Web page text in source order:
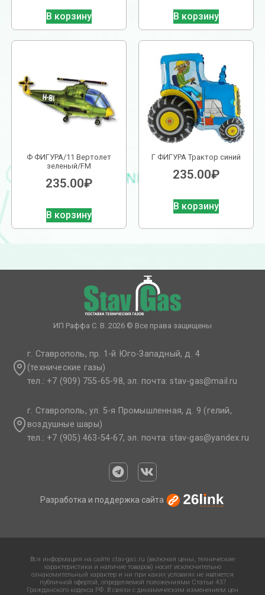
В корзину В корзину
Ф ФИГУРА/11 Вертолет
зеленый/FM
235.00₽
В корзину
Г ФИГУРА Трактор синий
235.00₽
В корзину
ИП Раффа С. В. 2026 © Все права защищены
г. Ставрополь, пр. 1-й Юго-Западный, д. 4
(технические газы)
тел.: +7 (909) 755-65-98, эл. почта: stav-gas@mail.ru​
г. Ставрополь, ул. 5-я Промышленная, д. 9 (гелий,
воздушные шары)
тел.: +7 (905) 463-54-67, эл. почта: stav-gas@yandex.ru​
Разработка и поддержка сайта
Вся информация на сайте stav-gas.ru (включая цены, технические
характеристики и наличие товаров) носит исключительно
ознакомительный характер и ни при каких условиях не является
публичной офертой, определяемой положениями Статьи 437
Гражданского кодекса РФ. В связи с динамическим изменением цен